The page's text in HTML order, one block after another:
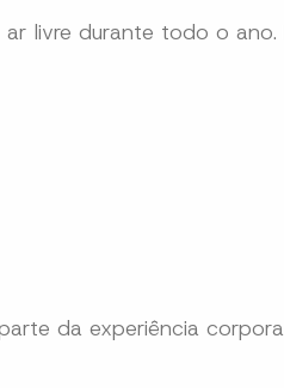
livre durante todo o ano.
da experiência